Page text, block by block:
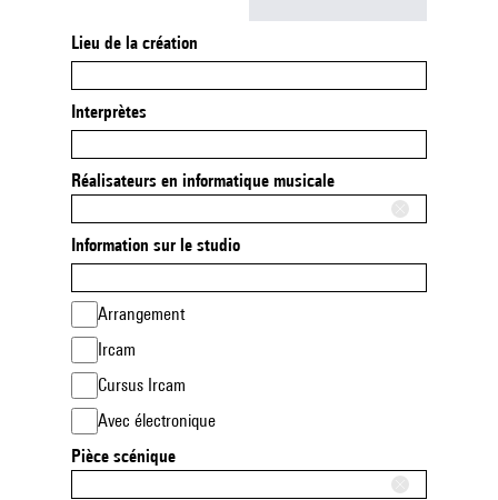
Lieu de la création
Interprètes
Réalisateurs en informatique musicale
Information sur le studio
Arrangement
Ircam
Cursus Ircam
Avec électronique
Pièce scénique